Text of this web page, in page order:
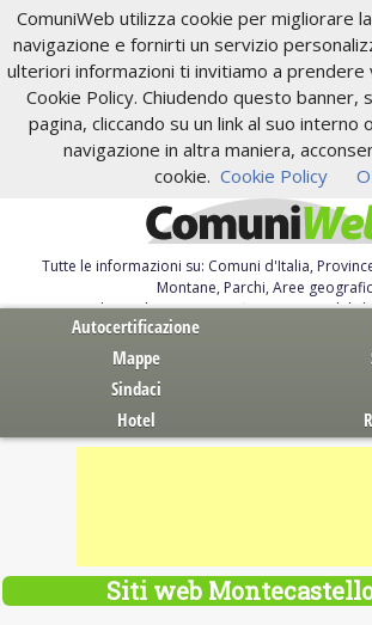
ComuniWeb utilizza cookie per migliorare
navigazione e fornirti un servizio
ulteriori informazioni ti invitiamo a prendere
Cookie Policy. Chiudendo questo banner,
pagina, cliccando su un link al suo interno
navigazione in altra maniera,
cookie. Cookie Policy
Tutte le informazioni su: Comuni d'Italia,
Montane, Parchi, Aree
Servizi al Cittadino. Autocertificazione, moduli,
Autocertificazione
Mappe
Sindaci
Hotel
Siti web